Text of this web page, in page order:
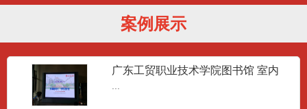
案例展示
广东工贸职业技术学院图书馆 室内